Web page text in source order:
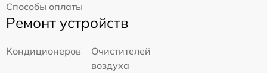
Способы оплаты
Ремонт устройств
Кондиционеров
Очистителей
воздуха